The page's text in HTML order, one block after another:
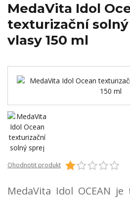
MedaVita Idol
texturizační
vlasy 150 ml
Ohodnotit produkt
MedaVita Idol OCEAN